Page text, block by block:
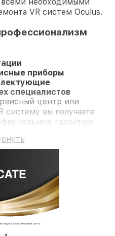
VR систем Oculus.
приборы
специалистов
центр или
систему вы получаете
гарантию